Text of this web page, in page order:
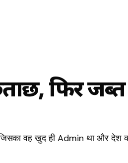
फिर जब्त
वह खुद ही Admin था और देश